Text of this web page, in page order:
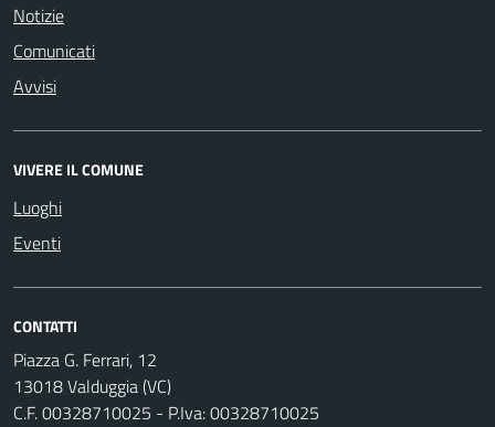
Notizie
Comunicati
Avvisi
VIVERE IL COMUNE
Luoghi
Eventi
CONTATTI
Piazza G. Ferrari, 12
13018 Valduggia (VC)
C.F. 00328710025 - P.Iva: 00328710025